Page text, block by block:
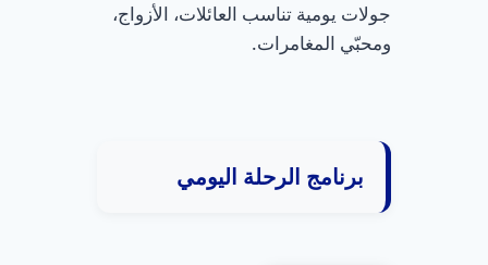
جولات يومية تناسب العائلات، الأزواج،
ومحبّي المغامرات.
برنامج الرحلة اليومي